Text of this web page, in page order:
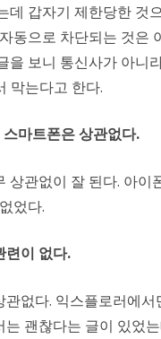
데 갑자기 제한당한 것
동으로 차단되는 것은
을 보니 통신사가 아니
막는다고 한다.
마트폰은 상관없다.
상관없이 잘 된다. 아이
었다.
련이 없다.
관없다. 익스플로러에
는 괜찮다는 글이 있었